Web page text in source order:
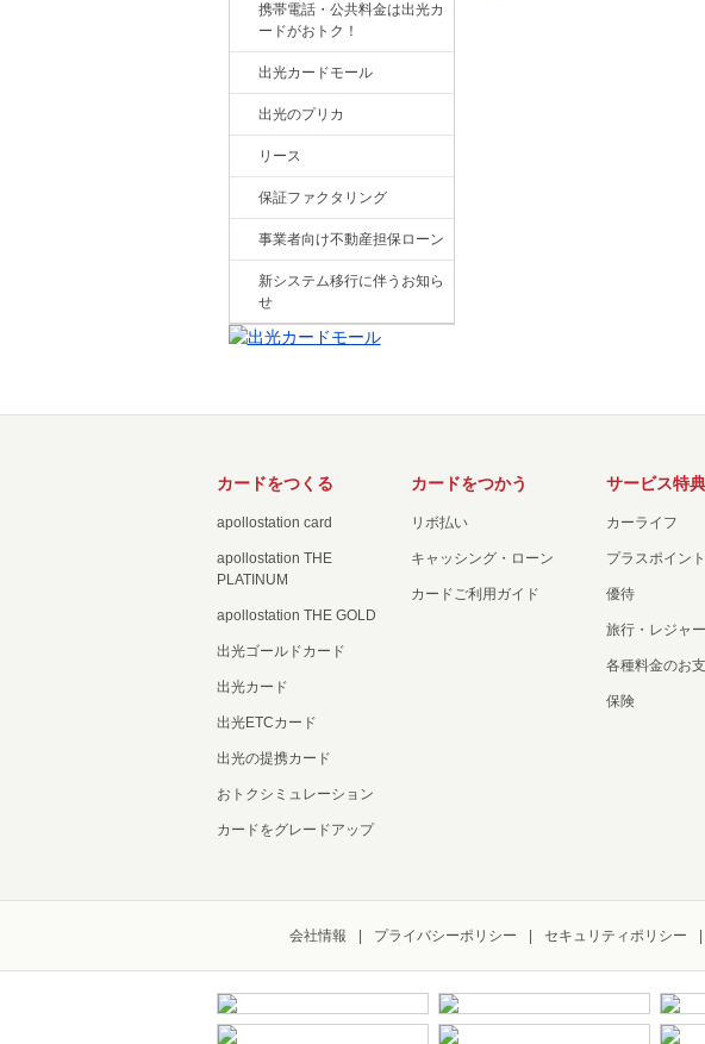
携帯電話・公共料金は出光カ
ードがおトク！
出光カードモール
出光のプリカ
リース
保証ファクタリング
事業者向け不動産担保ローン
新システム移行に伴うお知ら
せ
カードをつくる
apollostation card
apollostation THE
PLATINUM
apollostation THE GOLD
出光ゴールドカード
出光カード
出光ETCカード
出光の提携カード
おトクシミュレーション
カードをグレードアップ
カードをつかう
リボ払い
キャッシング・ローン
カードご利用ガイド
サービス特典
カーライフ
プラスポイント
優待
旅行・レジャー
各種料金のお
保険
会社情報 プライバシーポリシー セキュリティポリシー